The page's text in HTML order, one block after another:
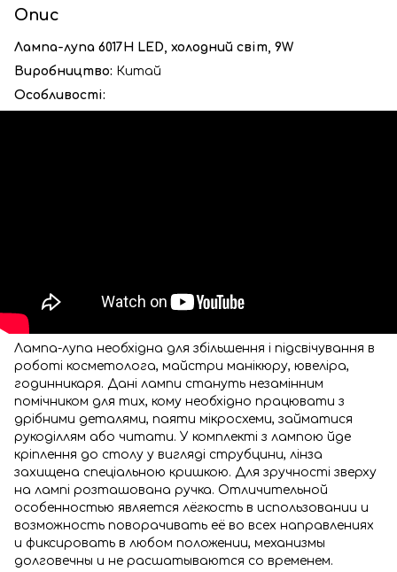
Опис
Лампа-лупа 6017H LED, холодний світ, 9W
Виробництво: Китай
Особливості:
Лампа-лупа необхідна для збільшення і підсвічування в
роботі косметолога, майстри манікюру, ювеліра,
годинникаря. Дані лампи стануть незамінним
помічником для тих, кому необхідно працювати з
дрібними деталями, паяти мікросхеми, займатися
рукоділлям або читати. У комплекті з лампою йде
кріплення до столу у вигляді струбцини, лінза
захищена спеціальною кришкою. Для зручності зверху
на лампі розташована ручка. Отличительной
особенностью является лёгкость в использовании и
возможность поворачивать её во всех направлениях
и фиксировать в любом положении, механизмы
долговечны и не расшатываются со временем.